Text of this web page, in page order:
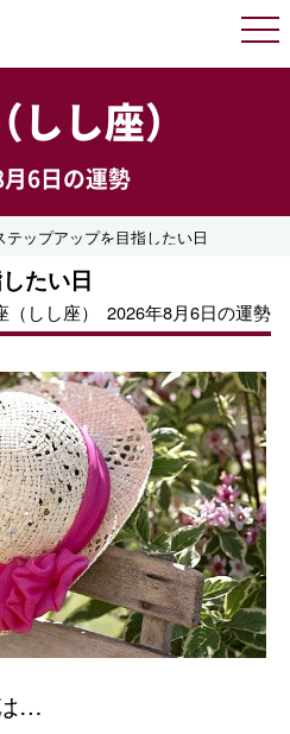
し座）
6日の運勢
テップアップを目指したい日
たい日
（しし座） 2026年8月6日の運勢
…